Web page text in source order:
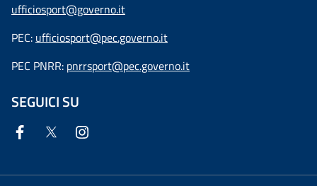
ufficiosport@governo.it
PEC: ufficiosport@pec.governo.it
PEC PNRR: pnrrsport@pec.governo.it
SEGUICI SU